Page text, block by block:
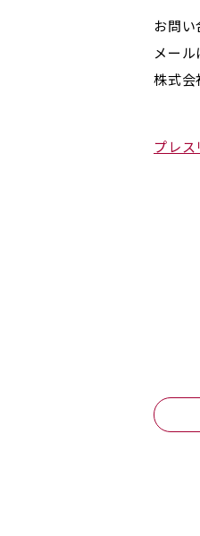
お問い
メー
株式
プレス